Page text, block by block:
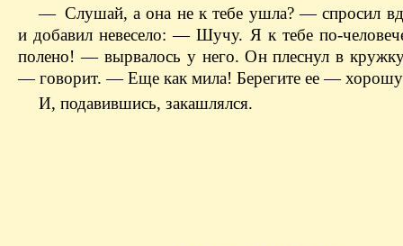
— Слушай, а она не к тебе ушла? — спросил
и добавил невесело: — Шучу. Я к тебе по-
полено! — вырвалось у него. Он плеснул в
— говорит. — Еще как мила! Берегите ее —
И, подавившись, закашлялся.